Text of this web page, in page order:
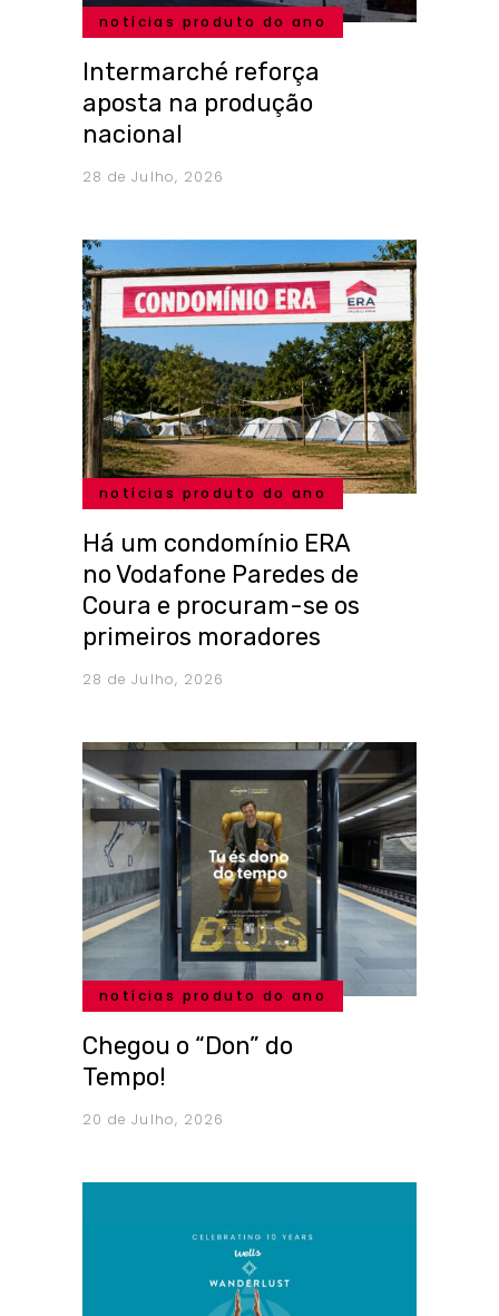
notícias produto do ano
Intermarché reforça
aposta na produção
nacional
28 de Julho, 2026
notícias produto do ano
Há um condomínio ERA
no Vodafone Paredes de
Coura e procuram-se os
primeiros moradores
28 de Julho, 2026
notícias produto do ano
Chegou o “Don” do
Tempo!
20 de Julho, 2026